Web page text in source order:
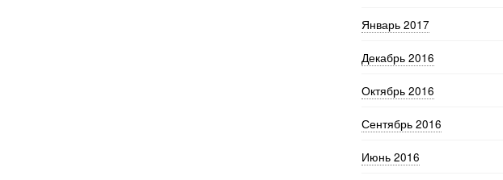
Январь 2017
Декабрь 2016
Октябрь 2016
Сентябрь 2016
Июнь 2016